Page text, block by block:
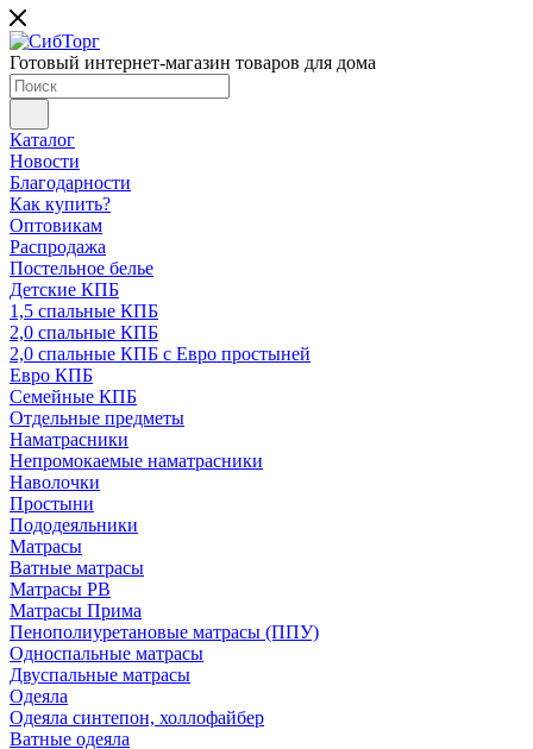
Готовый интернет-магазин товаров для дома
Каталог
Новости
Благодарности
Как купить?
Оптовикам
Распродажа
Постельное белье
Детские КПБ
1,5 спальные КПБ
2,0 спальные КПБ
2,0 спальные КПБ с Евро простыней
Евро КПБ
Семейные КПБ
Отдельные предметы
Наматрасники
Непромокаемые наматрасники
Наволочки
Простыни
Пододеяльники
Матрасы
Ватные матрасы
Матрасы РВ
Матрасы Прима
Пенополиуретановые матрасы (ППУ)
Односпальные матрасы
Двуспальные матрасы
Одеяла
Одеяла синтепон, холлофайбер
Ватные одеяла